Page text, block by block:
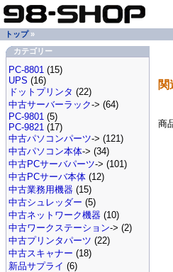
関
商
トップ»
カテゴリー
PC-8801 (15)
UPS (16)
ドットプリンタ (22)
中古サーバーラック-> (64)
PC-9801 (5)
PC-9821 (17)
中古パソコンパーツ-> (121)
中古パソコン本体-> (34)
中古PCサーバパーツ-> (101)
中古PCサーバ本体 (12)
中古業務用機器 (15)
中古シュレッダー (5)
中古ネットワーク機器 (10)
中古ワークステーション-> (2)
中古プリンタパーツ (22)
中古スキャナー (18)
新品サプライ (6)